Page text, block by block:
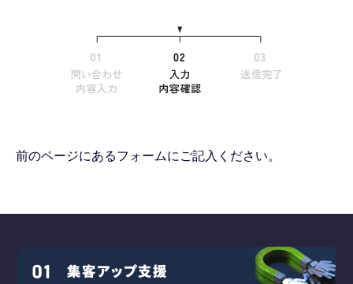
前のページにあるフォームにご記入ください。